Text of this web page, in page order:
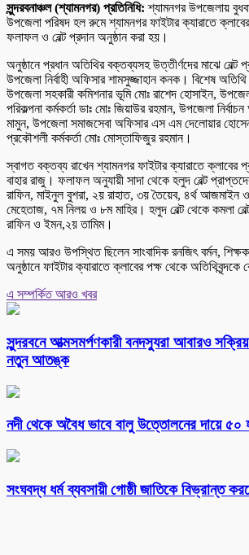
সুন্দরবনাঞ্চল (শ্যামনগর) প্রতিনিধি: শ্যামনগর উপজেলায়
উপজেলা পরিষদ হল রুমে শ্যামনগর ফাইটার ক্যারাতে
ফলাফল ও বেল্ট প্রদান অনুষ্ঠান করা হয়।
অনুষ্ঠানে প্রধান অতিথির বক্তব্যসহ উত্তীর্ণদের মাঝে বেল্ট
উপজেলা নির্বাহী অফিসার শামসুজ্জাহান কনক। বিশেষ
উপজেলা সহকারী কমিশনার ভূমি মোঃ রাশেদ হোসাইন,
পরিকল্পনা কর্মকর্তা ডাঃ মোঃ জিয়াউর রহমান, উপজেলা
মামুন, উপজেলা সমাজসেবা অফিসার এস এম দেলোয়ার
প্রকৌশলী কর্মকর্তা মোঃ মোস্তাফিজুর রহমান।
স্বাগত বক্তব্য রাখেন শ্যামনগর ফাইটার ক্যারাতে ক্লাবের
বাহার রাজু। ফলাফল অনুযায়ী সাদা থেকে হলুদ বেল্ট
রাফিন, মাইনুল বুশরা, ২য় রাহাত, ৩য় তৈয়েব, ৪র্থ
মেহেতাজ, ৭ম নিলয় ও ৮ম মাহির। হলুদ বেল্ট থেকে কমলা
রাফিন ও ইমন,২য় তামিম।
এ সময় আরও উপস্থিত ছিলেন সাংবাদিক রনজিৎ বর্মন,
অনুষ্ঠানে ফাইটার ক্যারাতে ক্লাবের পক্ষ থেকে অতিথিবৃন্দকে
এ সম্পর্কিত আরও খবর
সুন্দরবনে আত্মসমর্পণকারী বনদস্যুরা আবারও
নতুন আতঙ্ক
নদী থেকে অবৈধ ভাবে বালু উত্তোলনের দায়ে ৫০
সংঘবদ্ধ ধর্ম ব্যবসায়ী গোষ্ঠী জাতিকে বিভ্রান্ত